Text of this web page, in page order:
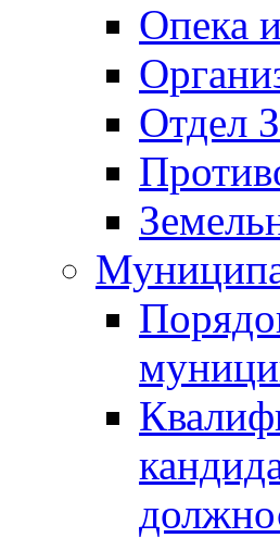
Опека
Отдел